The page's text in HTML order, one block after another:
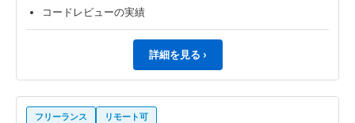
コードレビューの実績
詳細を見る ›
フリーランス リモート可